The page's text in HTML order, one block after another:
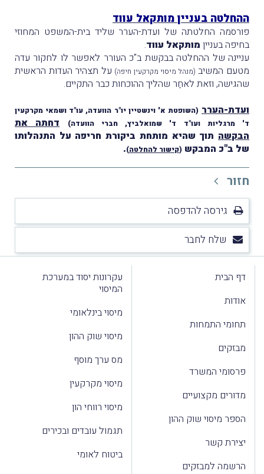
ההחלטה בעניין מותקאל עווד
פורסמה החלטתה של ועדת-הערר שליד בית-המשפט המחוזי
בחיפה בעניין מותקאל עווד.
עניינה של ההחלטה בבקשת ב"כ העורר לאפשר לו לחקור עדה
מטעם המשיב (מנהל מיסוי מקרקעין חיפה) על תצהיר העדות הראשית
שהגישה, וזאת לאחַר שהליך ההוכחות כבר התקיים.
ועדת-הערר (השופטת א' וינשטיין יו"ר הוועדה, עו"ד ושמאי מקרקעין
ד' מרגליות ועו"ד ד' שמואלביץ, חברי הוועדה)
דחתה את
הבקשה תוך שהיא מותחת ביקורת חריפה על התנהלותו
של ב"כ המבקש (קישור להחלטה)
.
חזור
גירסה להדפסה
שלח לחבר
דף הבית
אודות
תחומי התמחות
מבזקים
פרסומי המשרד
מדורים מקצועיים
הספר מיסוי שוק ההון
יצירת קשר
הרשמה למבזקים
עקרונות יסוד במערכת
המיסוי
מיסוי בינלאומי
מיסוי שוק ההון
מס ערך מוסף
מיסוי מקרקעין
מיסוי רווחי הון
תגמול עובדים ובכירים
ביטוח לאומי